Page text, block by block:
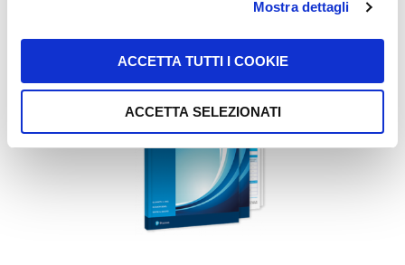
Mostra dettagli
ACCETTA TUTTI I COOKIE
ACCETTA SELEZIONATI